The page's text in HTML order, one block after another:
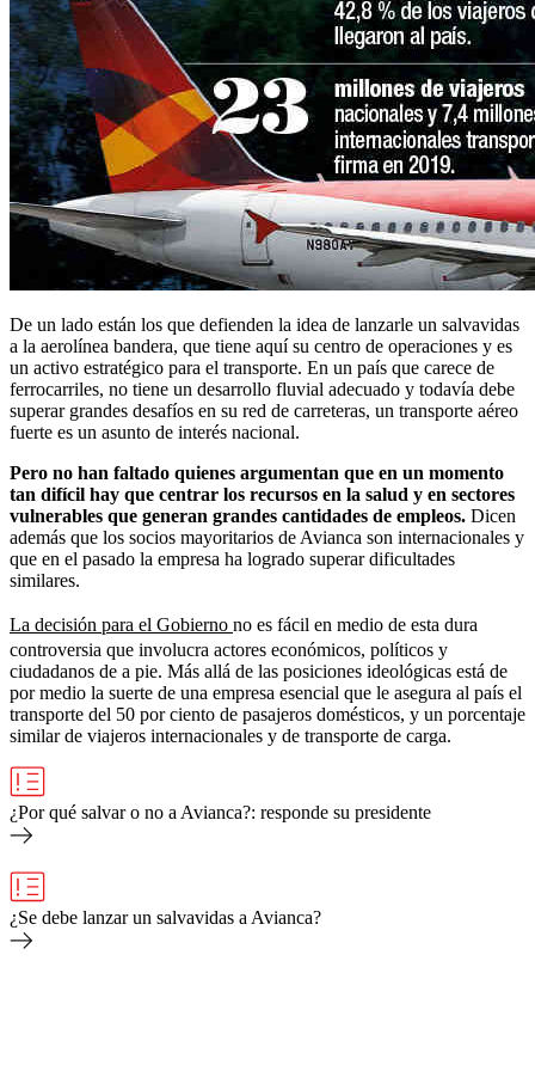
De un lado están los que defienden la idea de lanzarle un salvavidas
a la aerolínea bandera, que tiene aquí su centro de operaciones y es
un activo estratégico para el transporte. En un país que carece de
ferrocarriles, no tiene un desarrollo fluvial adecuado y todavía debe
superar grandes desafíos en su red de carreteras, un transporte aéreo
fuerte es un asunto de interés nacional.
Pero no han faltado quienes argumentan que en un momento
tan difícil hay que centrar los recursos en la salud y en sectores
vulnerables que generan grandes cantidades de empleos. Dicen
además que los socios mayoritarios de Avianca son internacionales y
que en el pasado la empresa ha logrado superar dificultades
similares.
La decisión para el Gobierno no es fácil en medio de esta dura
controversia que involucra actores económicos, políticos y
ciudadanos de a pie. Más allá de las posiciones ideológicas está de
por medio la suerte de una empresa esencial que le asegura al país el
transporte del 50 por ciento de pasajeros domésticos, y un porcentaje
similar de viajeros internacionales y de transporte de carga.
¿Por qué salvar o no a Avianca?: responde su presidente
¿Se debe lanzar un salvavidas a Avianca?